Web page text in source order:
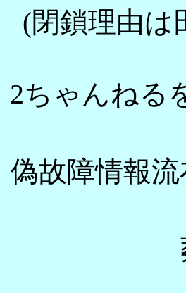
(閉鎖理由は
2ちゃんねる
偽故障情報